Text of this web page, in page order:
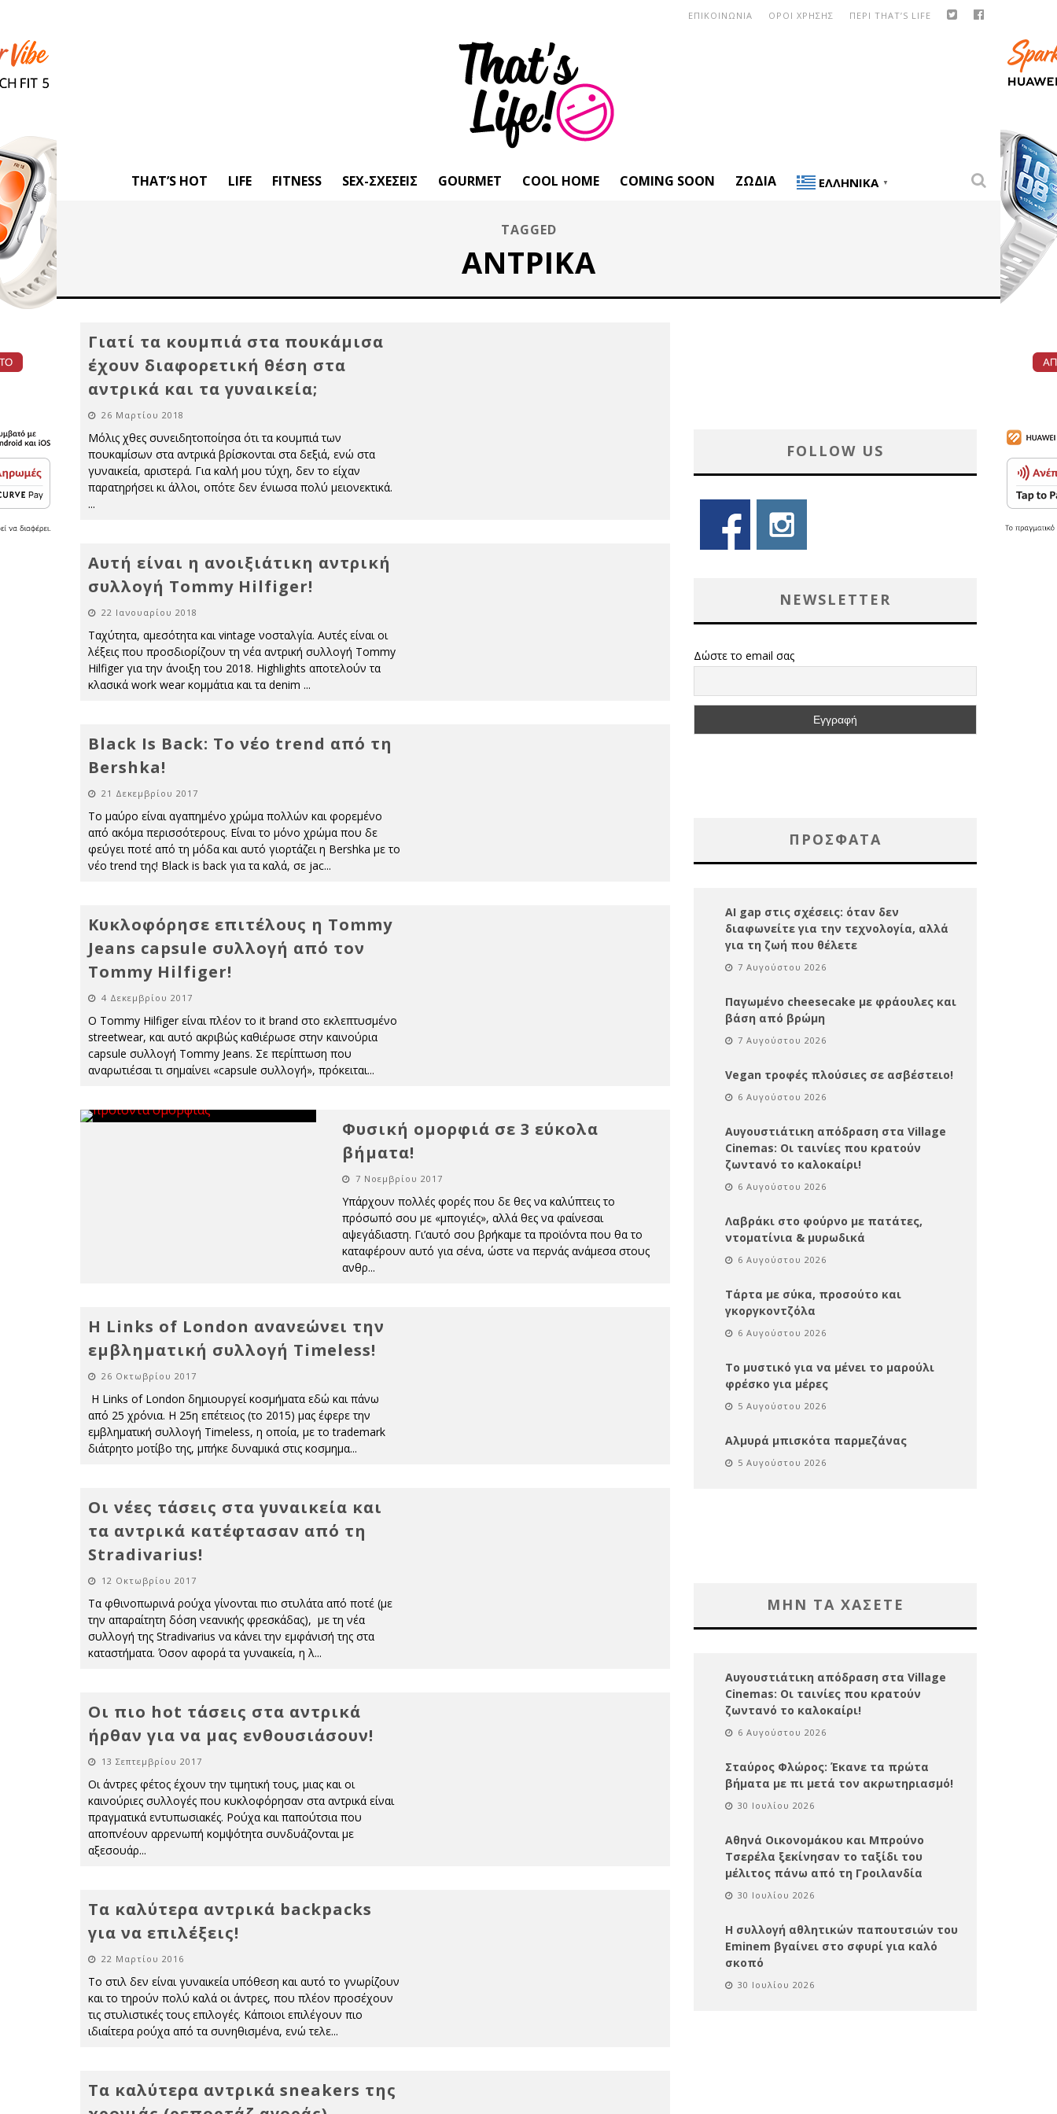
ΠΕΡΙ THAT’S LIFE
ΟΡΟΙ ΧΡΗΣΗΣ
ΕΠΙΚΟΙΝΩΝΙΑ
THAT’S HOT LIFE FITNESS SEX-ΣΧΈΣΕΙΣ GOURMET COOL HOME COMING SOON ΖΏΔΙΑ ΕΛΛΗΝΙΚΆ ▼
TAGGED
ΑΝΤΡΙΚΆ
Γιατί τα κουμπιά στα πουκάμισα
έχουν διαφορετική θέση στα
αντρικά και τα γυναικεία;
26 Μαρτίου 2018
Μόλις χθες συνειδητοποίησα ότι τα κουμπιά των
πουκαμίσων στα αντρικά βρίσκονται στα δεξιά, ενώ στα
γυναικεία, αριστερά. Για καλή μου τύχη, δεν το είχαν
παρατηρήσει κι άλλοι, οπότε δεν ένιωσα πολύ μειονεκτικά.
...
Αυτή είναι η ανοιξιάτικη αντρική
συλλογή Tommy Hilfiger!
22 Ιανουαρίου 2018
Ταχύτητα, αμεσότητα και vintage νοσταλγία. Αυτές είναι οι
λέξεις που προσδιορίζουν τη νέα αντρική συλλογή Tommy
Hilfiger για την άνοιξη του 2018. Highlights αποτελούν τα
κλασικά work wear κομμάτια και τα denim ...
Black Is Back: Το νέο trend από τη
Bershka!
21 Δεκεμβρίου 2017
Το μαύρο είναι αγαπημένο χρώμα πολλών και φορεμένο
από ακόμα περισσότερους. Είναι το μόνο χρώμα που δε
φεύγει ποτέ από τη μόδα και αυτό γιορτάζει η Bershka με το
νέο trend της! Black is back για τα καλά, σε jac...
Κυκλοφόρησε επιτέλους η Tommy
Jeans capsule συλλογή από τον
Tommy Hilfiger!
4 Δεκεμβρίου 2017
Ο Tommy Hilfiger είναι πλέον το it brand στο εκλεπτυσμένο
streetwear, και αυτό ακριβώς καθιέρωσε στην καινούρια
capsule συλλογή Tommy Jeans. Σε περίπτωση που
αναρωτιέσαι τι σημαίνει «capsule συλλογή», πρόκειται...
Φυσική ομορφιά σε 3 εύκολα
βήματα!
7 Νοεμβρίου 2017
Υπάρχουν πολλές φορές που δε θες να καλύπτεις το
πρόσωπό σου με «μπογιές», αλλά θες να φαίνεσαι
αψεγάδιαστη. Γι’αυτό σου βρήκαμε τα προϊόντα που θα το
καταφέρουν αυτό για σένα, ώστε να περνάς ανάμεσα στους
ανθρ...
Η Links of London ανανεώνει την
εμβληματική συλλογή Timeless!
26 Οκτωβρίου 2017
Η Links of London δημιουργεί κοσμήματα εδώ και πάνω
από 25 χρόνια. Η 25η επέτειος (το 2015) μας έφερε την
εμβληματική συλλογή Timeless, η οποία, με το trademark
διάτρητο μοτίβο της, μπήκε δυναμικά στις κοσμημα...
Οι νέες τάσεις στα γυναικεία και
τα αντρικά κατέφτασαν από τη
Stradivarius!
12 Οκτωβρίου 2017
Τα φθινοπωρινά ρούχα γίνονται πιο στυλάτα από ποτέ (με
την απαραίτητη δόση νεανικής φρεσκάδας), με τη νέα
συλλογή της Stradivarius να κάνει την εμφάνισή της στα
καταστήματα. Όσον αφορά τα γυναικεία, η λ...
Οι πιο hot τάσεις στα αντρικά
ήρθαν για να μας ενθουσιάσουν!
13 Σεπτεμβρίου 2017
Οι άντρες φέτος έχουν την τιμητική τους, μιας και οι
καινούριες συλλογές που κυκλοφόρησαν στα αντρικά είναι
πραγματικά εντυπωσιακές. Ρούχα και παπούτσια που
αποπνέουν αρρενωπή κομψότητα συνδυάζονται με
αξεσουάρ...
Τα καλύτερα αντρικά backpacks
για να επιλέξεις!
22 Μαρτίου 2016
Το στιλ δεν είναι γυναικεία υπόθεση και αυτό το γνωρίζουν
και το τηρούν πολύ καλά οι άντρες, που πλέον προσέχουν
τις στυλιστικές τους επιλογές. Κάποιοι επιλέγουν πιο
ιδιαίτερα ρούχα από τα συνηθισμένα, ενώ τελε...
Τα καλύτερα αντρικά sneakers της
FOLLOW US
NEWSLETTER
Δώστε το email σας
ΠΡΌΣΦΑΤΑ
AI gap στις σχέσεις: όταν δεν
διαφωνείτε για την τεχνολογία, αλλά
για τη ζωή που θέλετε
7 Αυγούστου 2026
Παγωμένο cheesecake με φράουλες και
βάση από βρώμη
7 Αυγούστου 2026
Vegan τροφές πλούσιες σε ασβέστειο!
6 Αυγούστου 2026
Αυγουστιάτικη απόδραση στα Village
Cinemas: Οι ταινίες που κρατούν
ζωντανό το καλοκαίρι!
6 Αυγούστου 2026
Λαβράκι στο φούρνο με πατάτες,
ντοματίνια & μυρωδικά
6 Αυγούστου 2026
Τάρτα με σύκα, προσούτο και
γκοργκοντζόλα
6 Αυγούστου 2026
Το μυστικό για να μένει το μαρούλι
φρέσκο για μέρες
5 Αυγούστου 2026
Αλμυρά μπισκότα παρμεζάνας
5 Αυγούστου 2026
ΜΗΝ ΤΑ ΧΑΣΕΤΕ
Αυγουστιάτικη απόδραση στα Village
Cinemas: Οι ταινίες που κρατούν
ζωντανό το καλοκαίρι!
6 Αυγούστου 2026
Σταύρος Φλώρος: Έκανε τα πρώτα
βήματα με πι μετά τον ακρωτηριασμό!
30 Ιουλίου 2026
Αθηνά Οικονομάκου και Μπρούνο
Τσερέλα ξεκίνησαν το ταξίδι του
μέλιτος πάνω από τη Γροιλανδία
30 Ιουλίου 2026
Η συλλογή αθλητικών παπουτσιών του
Eminem βγαίνει στο σφυρί για καλό
σκοπό
30 Ιουλίου 2026